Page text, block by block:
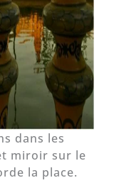
dans les
miroir sur le
la place.